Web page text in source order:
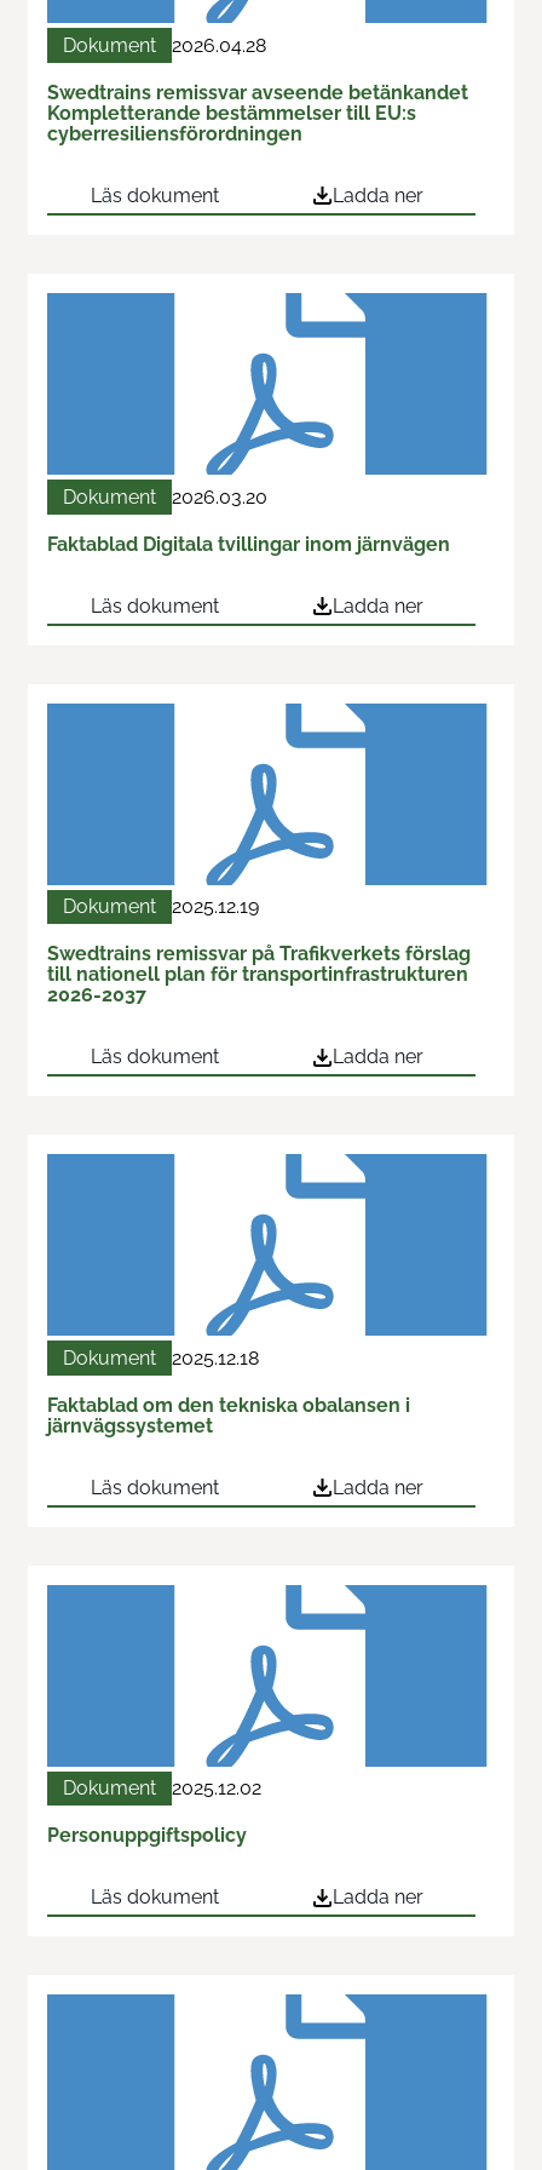
Train & Rail
Swedtrains examenspris
Öppna styrelsemöten
Om oss
Fokusgrupper
Kontakta oss
Dokument 2026.04.28
Swedtrains remissvar avseende betänkandet
Kompletterande bestämmelser till EU:s
cyberresiliensförordningen
Läs dokument Ladda ner
Dokument 2026.03.20
Faktablad Digitala tvillingar inom järnvägen
Läs dokument Ladda ner
Dokument 2025.12.19
Swedtrains remissvar på Trafikverkets förslag
till nationell plan för transportinfrastrukturen
2026-2037
Läs dokument Ladda ner
Dokument 2025.12.18
Faktablad om den tekniska obalansen i
järnvägssystemet
Läs dokument Ladda ner
Dokument 2025.12.02
Personuppgiftspolicy
Läs dokument Ladda ner